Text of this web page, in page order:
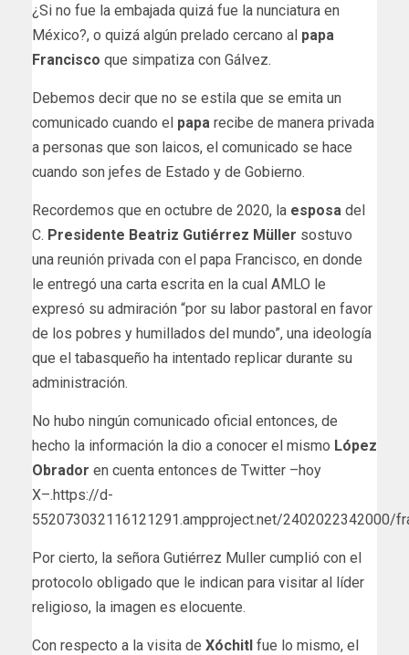
¿Si no fue la embajada quizá fue la nunciatura en
México?, o quizá algún prelado cercano al papa
Francisco que simpatiza con Gálvez.
Debemos decir que no se estila que se emita un
comunicado cuando el papa recibe de manera privada
a personas que son laicos, el comunicado se hace
cuando son jefes de Estado y de Gobierno.
Recordemos que en octubre de 2020, la esposa del
C. Presidente Beatriz Gutiérrez Müller sostuvo
una reunión privada con el papa Francisco, en donde
le entregó una carta escrita en la cual AMLO le
expresó su admiración “por su labor pastoral en favor
de los pobres y humillados del mundo”, una ideología
que el tabasqueño ha intentado replicar durante su
administración.
No hubo ningún comunicado oficial entonces, de
hecho la información la dio a conocer el mismo López
Obrador en cuenta entonces de Twitter –hoy
X–.https://d-
552073032116121291.ampproject.net/2402022342000/
Por cierto, la señora Gutiérrez Muller cumplió con el
protocolo obligado que le indican para visitar al líder
religioso, la imagen es elocuente.
Con respecto a la visita de Xóchitl fue lo mismo, el